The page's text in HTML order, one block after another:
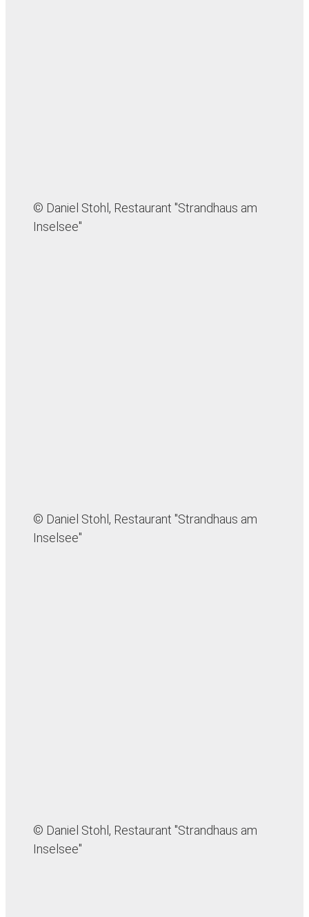
© Daniel Stohl, Restaurant "Strandhaus am
Inselsee"
© Daniel Stohl, Restaurant "Strandhaus am
Inselsee"
© Daniel Stohl, Restaurant "Strandhaus am
Inselsee"